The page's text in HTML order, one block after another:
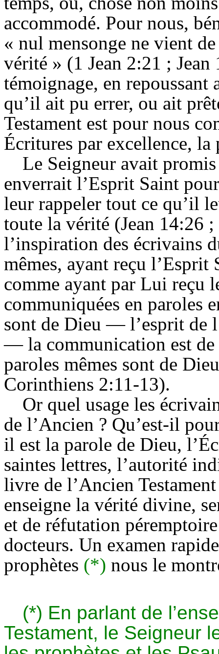
accommodé. Pour nous,
« nul mensonge ne vient
vérité » (1 Jean 2:21 ;
témoignage, en repoussant
qu’il ait pu errer, ou ait
Testament est pour nous
Écritures par excellence, la
Le Seigneur avait
enverrait l’Esprit Saint
leur rappeler tout ce qu’il
toute la vérité (Jean 14:26
l’inspiration des écrivains
mêmes, ayant reçu l’Esprit
comme ayant par Lui reçu
communiquées en paroles
sont de Dieu — l’esprit de
— la communication est de
paroles mêmes sont de
Corinthiens 2:11-13).
Or quel usage les
de l’Ancien ? Qu’est-il
il est la parole de Dieu, l’
saintes lettres, l’autorité
livre de l’Ancien
enseigne la vérité divine,
et de réfutation
docteurs. Un examen
prophètes (*) nous le
(*) En parlant de
Testament, le Seigneur